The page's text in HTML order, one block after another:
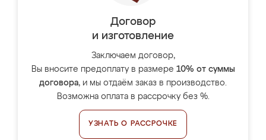
Договор
и изготовление
Заключаем договор,
Вы вносите предоплату в размере 10% от суммы
договора, и мы отдаём заказ в производство.
Возможна оплата в рассрочку без %.
УЗНАТЬ О РАССРОЧКЕ